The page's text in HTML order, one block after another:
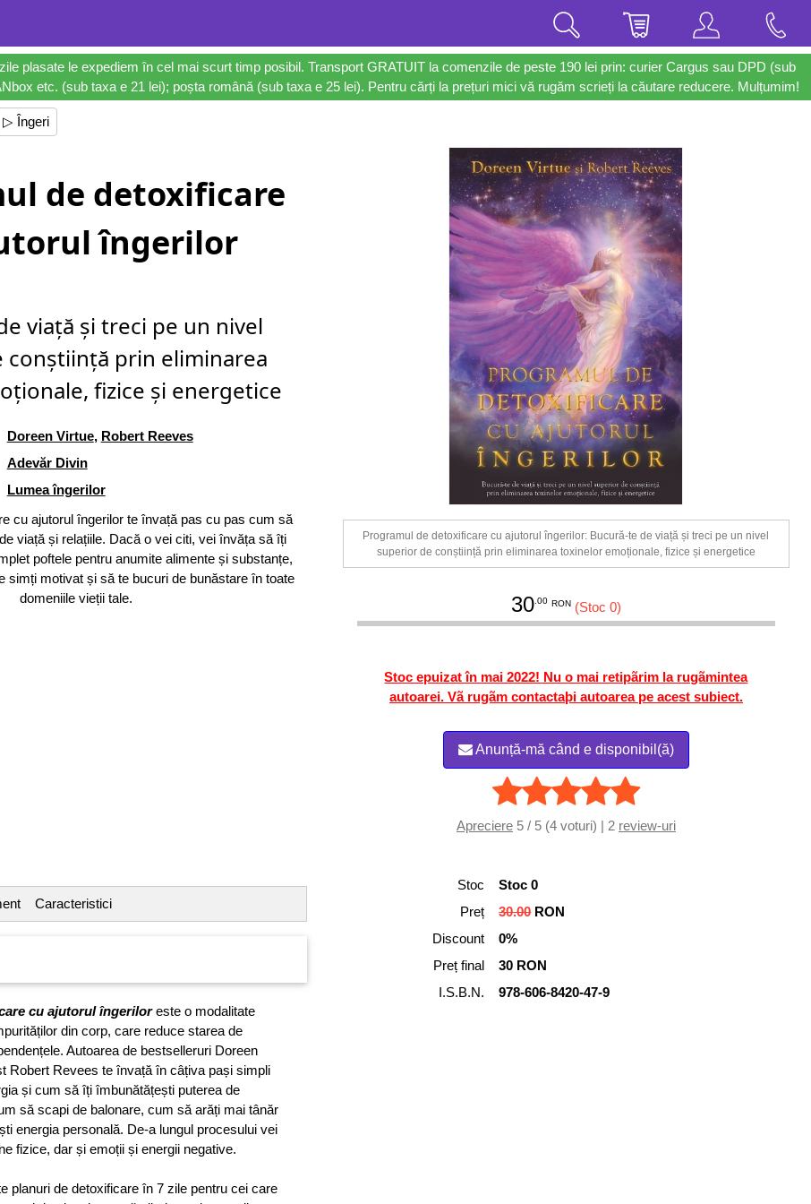
plasate le expediem în cel mai scurt timp posibil. Transport GRATUIT la comenzile de peste 190 lei prin: curier Cargus sau DPD (sub
etc. (sub taxa e 21 lei); poșta română (sub taxa e 25 lei). Pentru cărți la prețuri mici vă rugăm scrieți la căutare reducere. Mulțumim!
▷ Îngeri
de detoxificare
îngerilor
viață și treci pe un nivel
conștiință prin eliminarea
fizice și energetice
Doreen Virtue, Robert Reeves
Adevăr Divin
Lumea îngerilor
cu ajutorul îngerilor te învață pas cu pas cum să
viață și relațiile. Dacă o vei citi, vei învăța să îți
poftele pentru anumite alimente și substanțe,
simți motivat și să te bucuri de bunăstare în toate
domeniile vieții tale.
Programul de detoxificare cu ajutorul îngerilor: Bucură-te de viață și treci pe un nivel
superior de conștiință prin eliminarea toxinelor emoționale, fizice și energetice
30.00 RON (Stoc 0)
Stoc epuizat în mai 2022! Nu o mai retipãrim la rugãmintea
autoarei. Vã rugãm contactaþi autoarea pe acest subiect.
Anunță-mă când e disponibil(ă)
Apreciere5 / 5 (4 voturi) | 2 review-uri
Caracteristici
cu ajutorul îngeriloreste o modalitate
din corp, care reduce starea de
Autoarea de bestselleruri Doreen
Robert Revees te învață în câțiva pași simpli
și cum să îți îmbunătățești puterea de
să scapi de balonare, cum să arăți mai tânăr
energia personală. De-a lungul procesului vei
fizice, dar și emoții și energii negative.
planuri de detoxificare în 7 zile pentru cei care
Stoc
Stoc 0
Preț
30.00RON
Discount
0%
Preț final
30 RON
I.S.B.N.
978-606-8420-47-9